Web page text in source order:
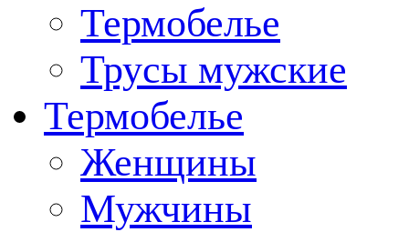
Термобелье
Трусы мужские
Термобелье
Женщины
Мужчины